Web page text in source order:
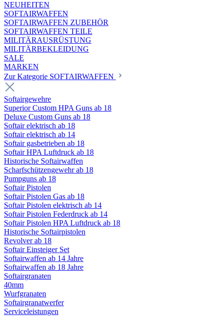
NEUHEITEN
SOFTAIRWAFFEN
SOFTAIRWAFFEN ZUBEHÖR
SOFTAIRWAFFEN TEILE
MILITÄRAUSRÜSTUNG
MILITÄRBEKLEIDUNG
SALE
MARKEN
Zur Kategorie SOFTAIRWAFFEN
Softairgewehre
Superior Custom HPA Guns ab 18
Deluxe Custom Guns ab 18
Softair elektrisch ab 18
Softair elektrisch ab 14
Softair gasbetrieben ab 18
Softair HPA Luftdruck ab 18
Historische Softairwaffen
Scharfschützengewehr ab 18
Pumpguns ab 18
Softair Pistolen
Softair Pistolen Gas ab 18
Softair Pistolen elektrisch ab 14
Softair Pistolen Federdruck ab 14
Softair Pistolen HPA Luftdruck ab 18
Historische Softairpistolen
Revolver ab 18
Softair Einsteiger Set
Softairwaffen ab 14 Jahre
Softairwaffen ab 18 Jahre
Softairgranaten
40mm
Wurfgranaten
Softairgranatwerfer
Serviceleistungen